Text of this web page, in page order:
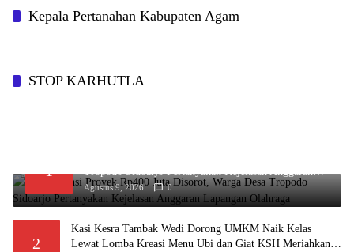
Kepala Pertanahan Kabupaten Agam
STOP KARHUTLA
1
Tropodo Sidoarjo Pertanyakan Kejelasan Anggaran
Lapangan Olahraga
Agustus 9, 2026 0
2
Kasi Kesra Tambak Wedi Dorong UMKM Naik Kelas
Lewat Lomba Kreasi Menu Ubi dan Giat KSH Meriahkan